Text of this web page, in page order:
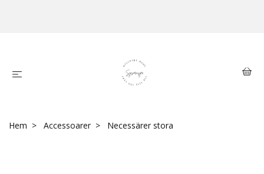
Hem Accessoarer Necessärer stora